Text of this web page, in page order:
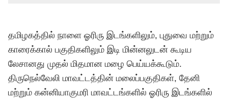
தமிழகத்தில் நாளை ஓரிரு இடங்களிலும், புதுவை மற்றும்
காரைக்கால் பகுதிகளிலும் இடி மின்னலுடன் கூடிய
லேசானது முதல் மிதமான மழை பெய்யக்கூடும்.
திருநெல்வேலி மாவட்டத்தின் மலைப்பகுதிகள், தேனி
மற்றும் கன்னியாகுமரி மாவட்டங்களில் ஓரிரு இடங்களில்